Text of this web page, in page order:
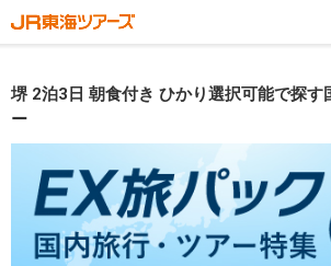
堺 2泊3日 朝食付き ひかり選択可能で探す
ー